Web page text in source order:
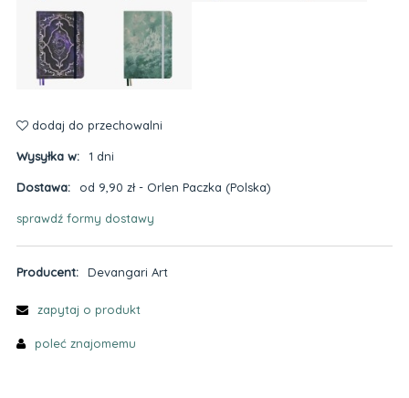
dodaj do przechowalni
Wysyłka w: 1 dni
Dostawa: od 9,90 zł - Orlen Paczka (Polska)
Cena nie zawiera ewentualnych kosztów płatności
sprawdź formy dostawy
Producent: Devangari Art
zapytaj o produkt
poleć znajomemu